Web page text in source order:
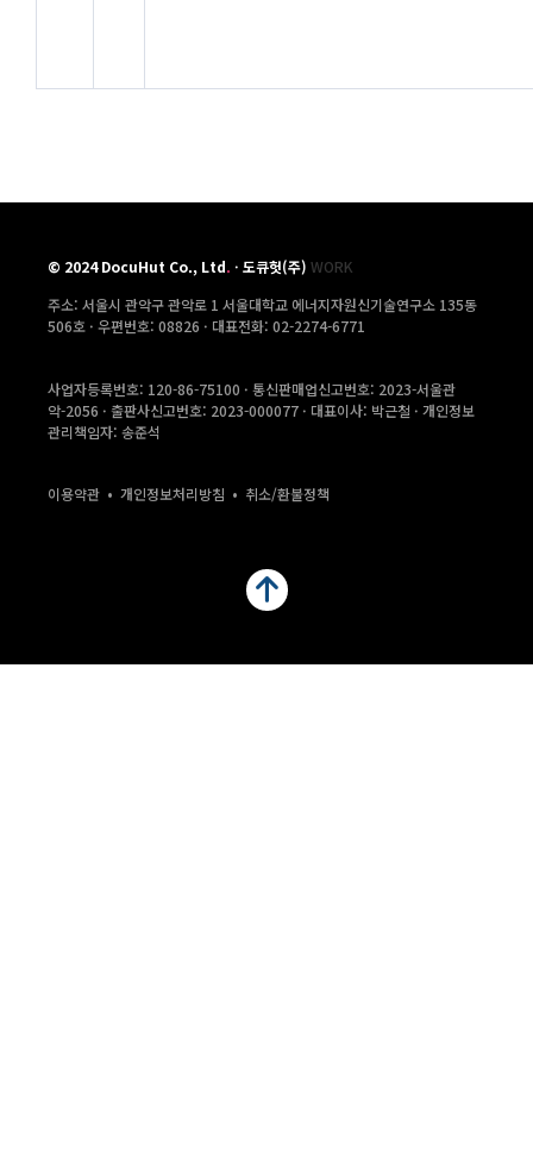
© 2024DocuHut Co., Ltd. · 도큐헛(주) WORK
주소: 서울시 관악구 관악로 1 서울대학교 에너지자원신기술연구소 135동
506호 · 우편번호: 08826 · 대표전화: 02-2274-6771
사업자등록번호: 120-86-75100 · 통신판매업신고번호: 2023-서울관
악-2056 · 출판사신고번호: 2023-000077 · 대표이사: 박근철 · 개인정보
관리책임자: 송준석
이용약관 • 개인정보처리방침 • 취소/환불정책